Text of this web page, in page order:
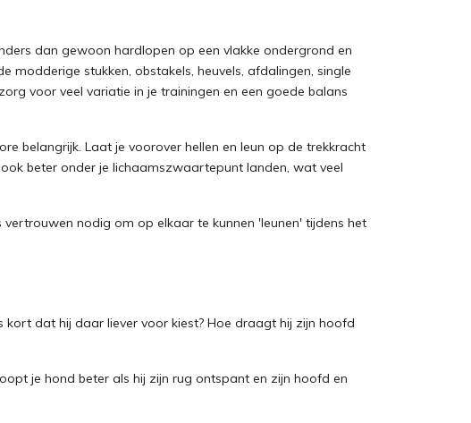
dan gewoon hardlopen op een vlakke ondergrond en
modderige stukken, obstakels, heuvels, afdalingen, single
voor veel variatie in je trainingen en een goede balans
belangrijk. Laat je voorover hellen en leun op de trekkracht
beter onder je lichaamszwaartepunt landen, wat veel
nodig om op elkaar te kunnen 'leunen' tijdens het
kort dat hij daar liever voor kiest? Hoe draagt hij zijn hoofd
je hond beter als hij zijn rug ontspant en zijn hoofd en